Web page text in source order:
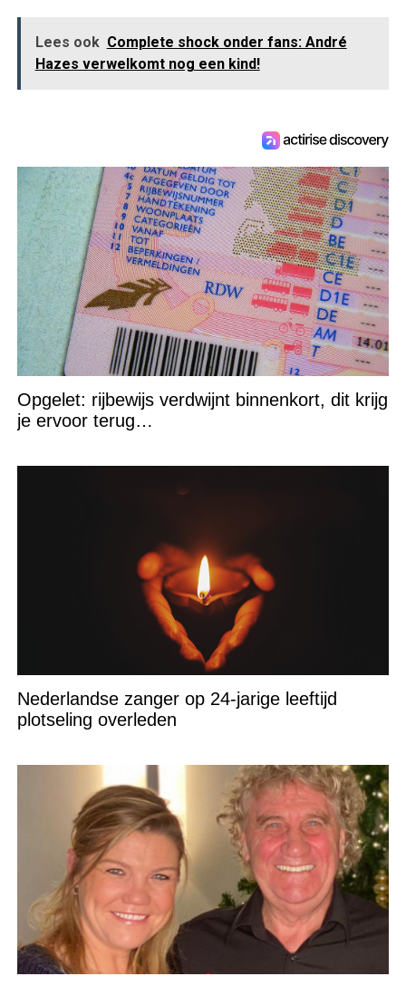
Lees ook Complete shock onder fans: André
Hazes verwelkomt nog een kind!
Opgelet: rijbewijs verdwijnt binnenkort, dit krijg
je ervoor terug…
Nederlandse zanger op 24-jarige leeftijd
plotseling overleden